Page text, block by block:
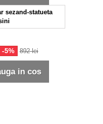
-5% 892 lei
in cos